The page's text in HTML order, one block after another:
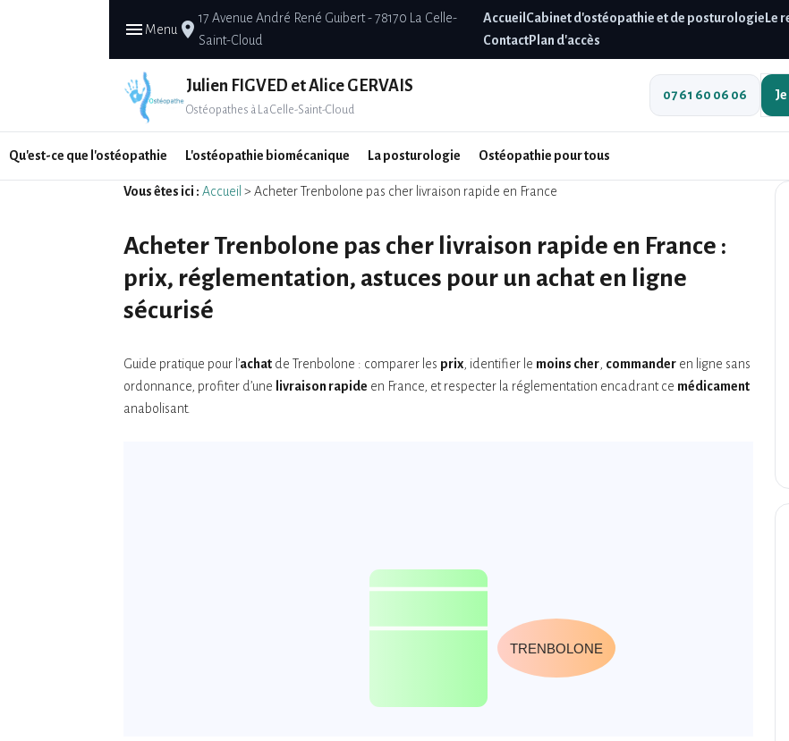
menu Menu place
17 Avenue André René Guibert - 78170 La Celle-
Saint-Cloud
Accueil Cabinet d'ostéopathie et de posturologie Le
ContactPlan d'accès
Julien FIGVED et Alice GERVAIS
Ostéopathes à La Celle-Saint-Cloud
07 61 60 06 06
Qu'est-ce que l'ostéopathie L'ostéopathie biomécanique La posturologie Ostéopathie pour tous
Vous êtes ici : Accueil > Acheter Trenbolone pas cher livraison rapide en France
Acheter Trenbolone pas cher livraison rapide en France :
prix, réglementation, astuces pour un achat en ligne
sécurisé
Guide pratique pour l’achat de Trenbolone : comparer les prix , identifier le moins cher commander en ligne sans
ordonnance, profiter d’une livraison rapide en France, et respecter la réglementation encadrant ce médicament
anabolisant.
TRENBOLONE